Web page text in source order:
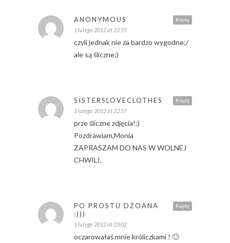
Reply
ANONYMOUS
1 lutego 2012 at 22:55
czyli jednak nie za bardzo wygodne;/
ale są śliczne;)
Reply
SISTERSLOVECLOTHES
1 lutego 2012 at 22:57
prze śliczne zdjęcia!:)
Pozdrawiam,Monia
ZAPRASZAM DO NAS W WOLNEJ
CHWILI.
Reply
PO PROSTU DŻOANA
:)))
1 lutego 2012 at 23:02
oczarowałaś mnie króliczkami ! 🙂